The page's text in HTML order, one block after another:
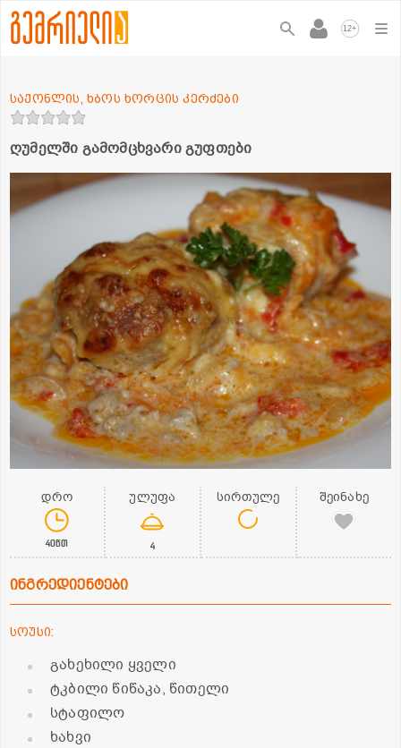
12+
ღუმელში გამომცხვარი გუფთები
საქონლის, ხბოს ხორცის კერძები
დრო
40წთ
ულუფა
4
სირთულე შეინახე
ინგრედიენტები
სოუსი:
გახეხილი ყველი
ტკბილი წიწაკა, წითელი
სტაფილო
ხახვი